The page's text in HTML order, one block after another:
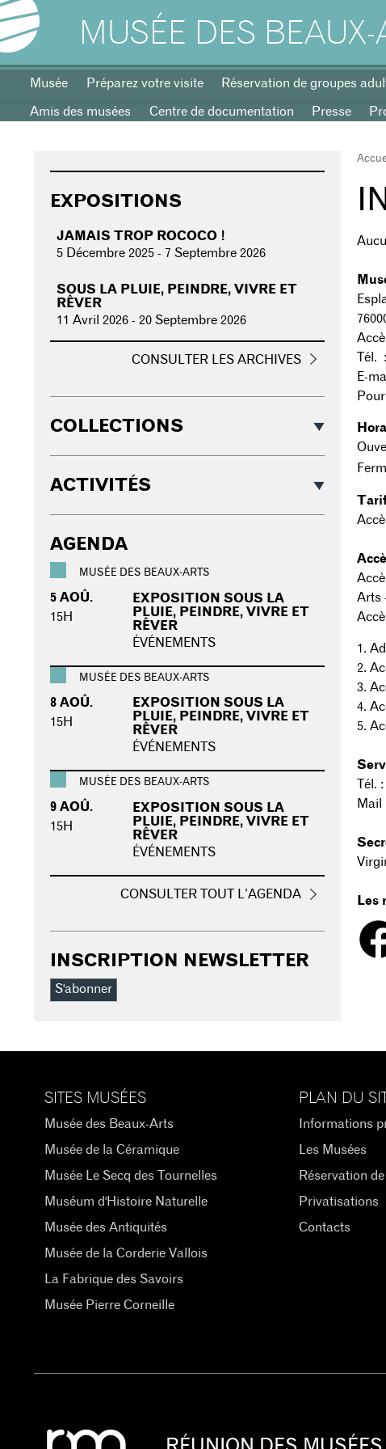
MUSÉE DES BEAUX-
Musée Préparez votre visite Réservation de groupes
Amis des musées Centre de documentation Presse
Tél.
E-
Arts
1.
2.
3.
4.
5.
Tél. :
Mail
Les
EXPOSITIONS
JAMAIS TROP ROCOCO !
5 Décembre 2025 - 7 Septembre 2026
SOUS LA PLUIE, PEINDRE, VIVRE ET
RÊVER
11 Avril 2026 - 20 Septembre 2026
CONSULTER LES ARCHIVES
COLLECTIONS
ACTIVITÉS
AGENDA
MUSÉE DES BEAUX-ARTS
5 AOÛ.
15H
EXPOSITION SOUS LA
PLUIE, PEINDRE, VIVRE ET
RÊVER
ÉVÉNEMENTS
MUSÉE DES BEAUX-ARTS
8 AOÛ.
15H
EXPOSITION SOUS LA
PLUIE, PEINDRE, VIVRE ET
RÊVER
ÉVÉNEMENTS
MUSÉE DES BEAUX-ARTS
9 AOÛ.
15H
EXPOSITION SOUS LA
PLUIE, PEINDRE, VIVRE ET
RÊVER
ÉVÉNEMENTS
CONSULTER TOUT L’AGENDA
INSCRIPTION NEWSLETTER
S'abonner
SITES MUSÉES
Musée des Beaux-Arts
Musée de la Céramique
Musée Le Secq des Tournelles
Muséum d'Histoire Naturelle
Musée des Antiquités
Musée de la Corderie Vallois
La Fabrique des Savoirs
Musée Pierre Corneille
PLAN DU
Informations
Les Musées
Réservation
Privatisations
Contacts